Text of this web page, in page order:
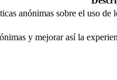
anónimas sobre el uso
y mejorar así la